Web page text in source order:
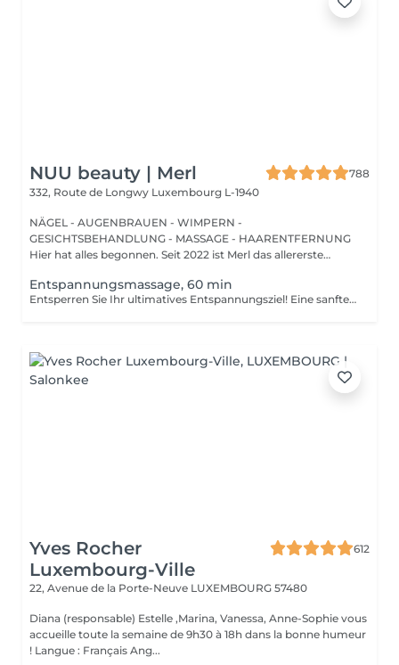
NUU beauty | Merl
788
332, Route de Longwy Luxembourg L-1940
NÄGEL - AUGENBRAUEN - WIMPERN -
GESICHTSBEHANDLUNG - MASSAGE - HAARENTFERNUNG
Hier hat alles begonnen. Seit 2022 ist Merl das allererste
Entspannungsmassage, 60 min
Entsperren Sie Ihr ultimatives Entspannungsziel! Eine sanfte, sanfte Behandlung, die muskuläre Spannungen lindert, die Durchblutung erhöht und ein allgemeines Gefühl der Entspannung fördert. Vorteile einer entspannenden Massage: - verbessert den Schlaf - reduziert Stress - löst Muskelverspannungen Wie wird eine entspannende Massage durchgeführt? - Kopf und Nacken werden massiert - Schultern und Rücken werden massiert - Hände und Arme werden massiert - Füße und Beine werden massiert - Bauch wird massiert Altersbeschränkungen: es gibt keine Altersbeschränkungen für dieses Verfahren. Empfehlungen nach dem Verfahren: treiben Sie 2-3 Stunden nach dem Eingriff keinen Sport und machen Sie keine scharfen Bewegungen. Häufigkeit: 1-2 Mal pro Woche, insgesamt 10 Mal. Wiederholen Sie dies alle 3-6 Monate.
Yves Rocher
Luxembourg-Ville
612
22, Avenue de la Porte-Neuve LUXEMBOURG 57480
Diana (responsable) Estelle ,Marina, Vanessa, Anne-Sophie vous
accueille toute la semaine de 9h30 à 18h dans la bonne humeur
! Langue : Français Ang...